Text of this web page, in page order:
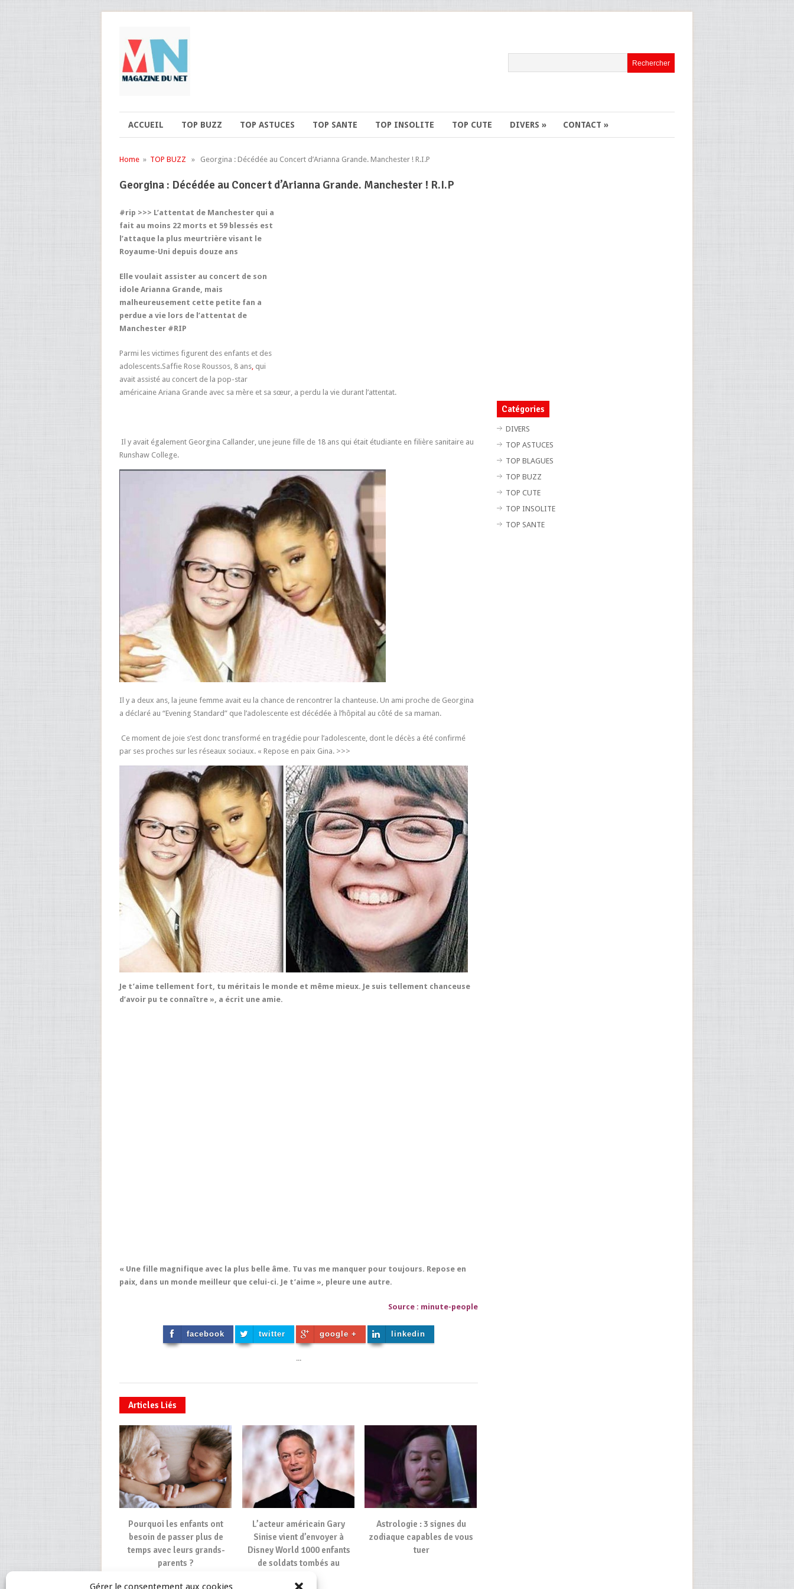
Gérer le consentement aux cookies
ACCUEIL TOP BUZZ TOP ASTUCES TOP SANTE TOP INSOLITE TOP CUTE DIVERS » CONTACT »
Home » TOP BUZZ » Georgina : Décédée au Concert d’Arianna Grande. Manchester ! R.I.P
Georgina : Décédée au Concert d’Arianna Grande. Manchester ! R.I.P
#rip >>> L’attentat de Manchester qui a
fait au moins 22 morts et 59 blessés est
l’attaque la plus meurtrière visant le
Royaume-Uni depuis douze ans
Elle voulait assister au concert de son
idole Arianna Grande, mais
malheureusement cette petite fan a
perdue a vie lors de l’attentat de
Manchester #RIP
Parmi les victimes figurent des enfants et des
adolescents.Saffie Rose Roussos, 8 ans qui
avait assisté au concert de la pop-star
américaine Ariana Grande avec sa mère et sa sœur, a perdu la vie durant l’attentat.
Il y avait également Georgina Callander, une jeune fille de 18 ans qui était étudiante en filière sanitaire au
Runshaw College.
Il y a deux ans, la jeune femme avait eu la chance de rencontrer la chanteuse. Un ami proche de Georgina
a déclaré au “Evening Standard” que l’adolescente est décédée à l’hôpital au côté de sa maman.
Ce moment de joie s’est donc transformé en tragédie pour l’adolescente, dont le décès a été confirmé
par ses proches sur les réseaux sociaux. « Repose en paix Gina. >>>
Je t’aime tellement fort, tu méritais le monde et même mieux. Je suis tellement chanceuse
d’avoir pu te connaître », a écrit une amie.
« Une fille magnifique avec la plus belle âme. Tu vas me manquer pour toujours. Repose en
paix, dans un monde meilleur que celui-ci. Je t’aime », pleure une autre.
Source : minute-people
facebook twitter google + linkedin
...
Articles Liés
Pourquoi les enfants ont
besoin de passer plus de
temps avec leurs grands-
parents ?
L’acteur américain Gary
Sinise vient d’envoyer à
Disney World 1000 enfants
de soldats tombés au
Astrologie : 3 signes du
zodiaque capables de vous
tuer
Catégories
DIVERS
TOP ASTUCES
TOP BLAGUES
TOP BUZZ
TOP CUTE
TOP INSOLITE
TOP SANTE